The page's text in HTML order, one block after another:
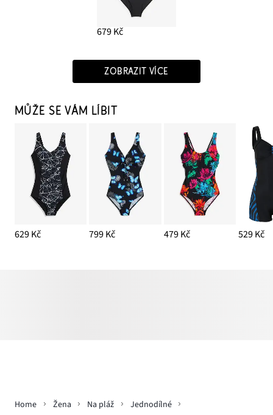
679 Kč
ZOBRAZIT VÍCE
MŮŽE SE VÁM LÍBIT
629 Kč 799 Kč 479 Kč 529 Kč
Home Žena Na pláž
Jednodílné